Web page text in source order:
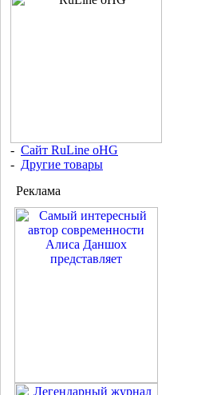
- Сайт RuLine oHG
- Другие товары
Реклама